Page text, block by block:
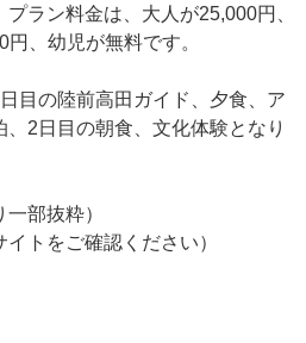
ラン料金は、大人が25,000円、
、幼児が無料です。
目の陸前高田ガイド、夕食、ア
2日目の朝食、文化体験となり
部抜粋）
イトをご確認ください）